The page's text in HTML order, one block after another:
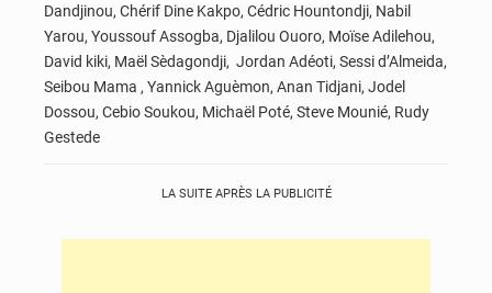
Dandjinou, Chérif Dine Kakpo, Cédric Hountondji, Nabil
Yarou, Youssouf Assogba, Djalilou Ouoro, Moïse Adilehou,
David kiki, Maël Sèdagondji, Jordan Adéoti, Sessi d’Almeida,
Seibou Mama , Yannick Aguèmon, Anan Tidjani, Jodel
Dossou, Cebio Soukou, Michaël Poté, Steve Mounié, Rudy
Gestede
LA SUITE APRÈS LA PUBLICITÉ